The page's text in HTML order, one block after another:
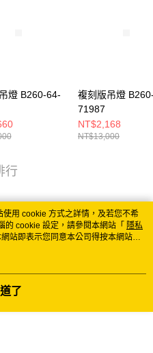
燈 B260-64-
複刻版吊燈
71987
NT$2,168
NT$13,000
行
用 cookie 方式之詳情，及若您不希
的 cookie 設定，請參閱本網站「 隱私
站即表示您同意本公司得按本網站使
了